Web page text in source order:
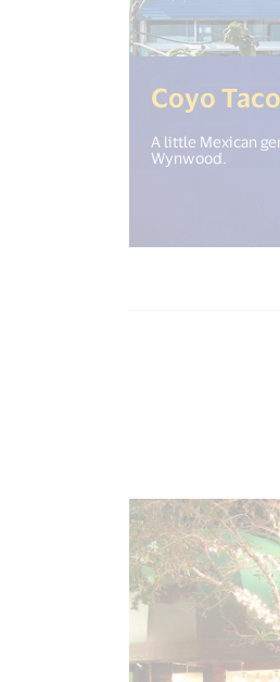
Coyo Taco
A little Mexican
Wynwood.